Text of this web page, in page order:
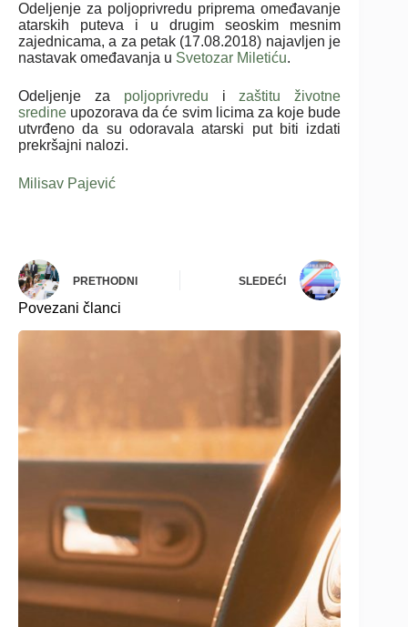
Odeljenje za poljoprivredu priprema omeđavanje
atarskih puteva i u drugim seoskim mesnim
zajednicama, a za petak (17.08.2018) najavljen je
nastavak omeđavanja u Svetozar Miletiću.
Odeljenje za poljoprivredu i zaštitu životne
sredine upozorava da će svim licima za koje bude
utvrđeno da su odoravala atarski put biti izdati
prekršajni nalozi.
Milisav Pajević
PRETHODNI SLEDEĆI
Povezani članci